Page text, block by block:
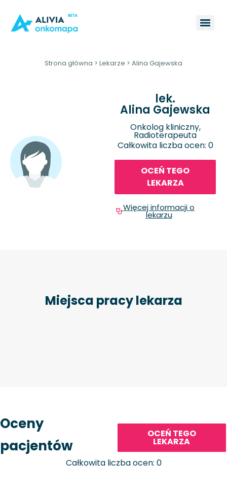
Strona główna > Lekarze > Alina Gajewska
lek.
Alina Gajewska
Onkolog kliniczny,
Radioterapeuta
Całkowita liczba ocen: 0
OCEŃ TEGO
LEKARZA
Więcej informacji o
lekarzu
Miejsca pracy lekarza
Oceny
pacjentów
OCEŃ TEGO
LEKARZA
Całkowita liczba ocen: 0